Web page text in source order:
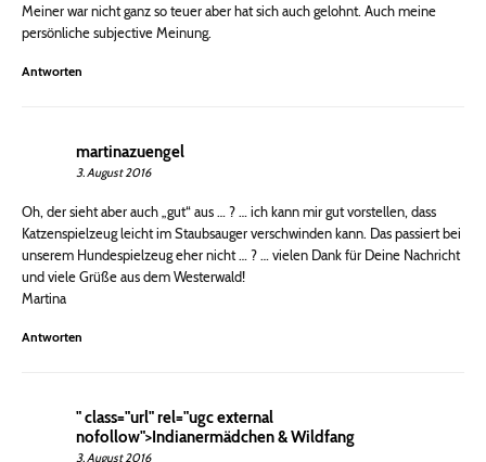
Meiner war nicht ganz so teuer aber hat sich auch gelohnt. Auch meine
persönliche subjective Meinung.
Antworten
martinazuengel
3. August 2016
Oh, der sieht aber auch „gut“ aus … ? … ich kann mir gut vorstellen, dass
Katzenspielzeug leicht im Staubsauger verschwinden kann. Das passiert bei
unserem Hundespielzeug eher nicht … ? … vielen Dank für Deine Nachricht
und viele Grüße aus dem Westerwald!
Martina
Antworten
" class="url" rel="ugc external
nofollow">Indianermädchen & Wildfang
3. August 2016